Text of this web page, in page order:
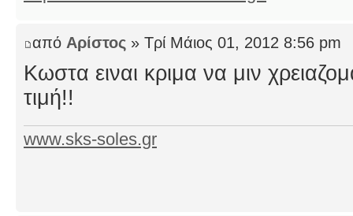
από Αρίστος » Τρί Μάιος 01, 2012 8:56 pm
Κωστα ειναι κριμα να μιν
τιμή!!
www.sks-soles.gr